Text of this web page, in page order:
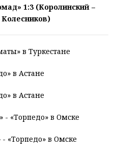
1:3 (Королинский –
в Туркестане
в Астане
в Астане
- «Торпедо» в Омске
«Торпедо» в Омске